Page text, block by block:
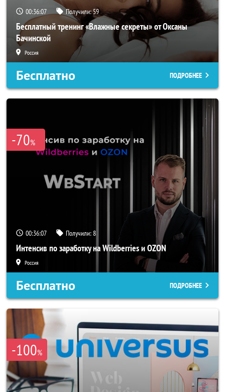
00:36:04 Получили:59
Бесплатный тренинг «Влажные секреты» от Оксаны
Бачинской
Россия
Бесплатно ПОДРОБНЕЕ
-70%
00:36:04 Получили:8
Интенсив по заработку на Wildberries и OZON
Россия
Бесплатно ПОДРОБНЕЕ
-100%